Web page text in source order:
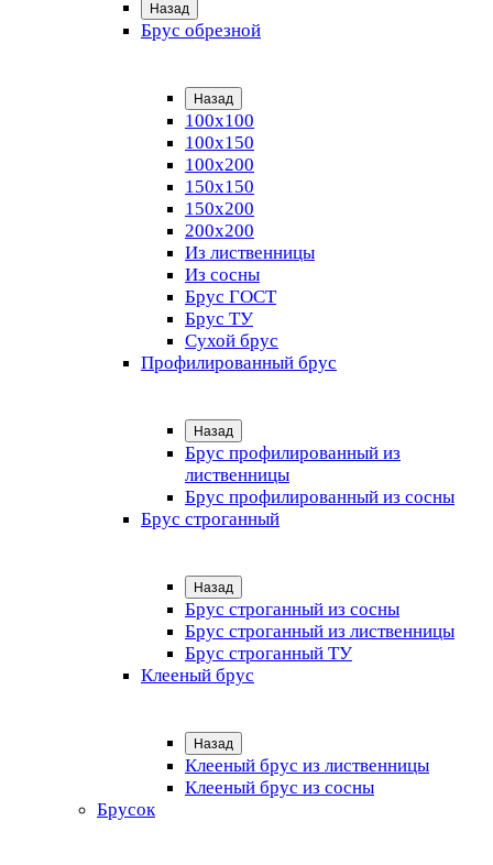
Назад
Брус обрезной
Назад
100х100
100х150
100х200
150х150
150х200
200х200
Из лиственницы
Из сосны
Брус ГОСТ
Брус ТУ
Сухой брус
Профилированный брус
Назад
Брус профилированный из
лиственницы
Брус профилированный из сосны
Брус строганный
Назад
Брус строганный из сосны
Брус строганный из лиственницы
Брус строганный ТУ
Клееный брус
Назад
Клееный брус из лиственницы
Клееный брус из сосны
Брусок